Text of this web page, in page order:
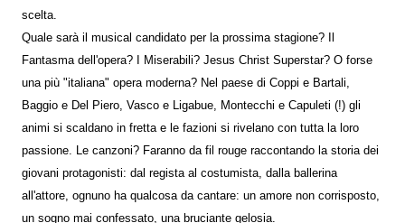
scelta.
Quale sarà il musical candidato per la prossima stagione? Il
Fantasma dell'opera? I Miserabili? Jesus Christ Superstar? O forse
una più "italiana" opera moderna? Nel paese di Coppi e Bartali,
Baggio e Del Piero, Vasco e Ligabue, Montecchi e Capuleti (!) gli
animi si scaldano in fretta e le fazioni si rivelano con tutta la loro
passione. Le canzoni? Faranno da fil rouge raccontando la storia dei
giovani protagonisti: dal regista al costumista, dalla ballerina
all'attore, ognuno ha qualcosa da cantare: un amore non corrisposto,
un sogno mai confessato, una bruciante gelosia.